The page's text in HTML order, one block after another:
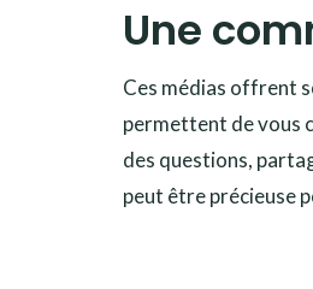
Une
Ces médias offrent
permettent de vous
des questions,
peut être précieuse